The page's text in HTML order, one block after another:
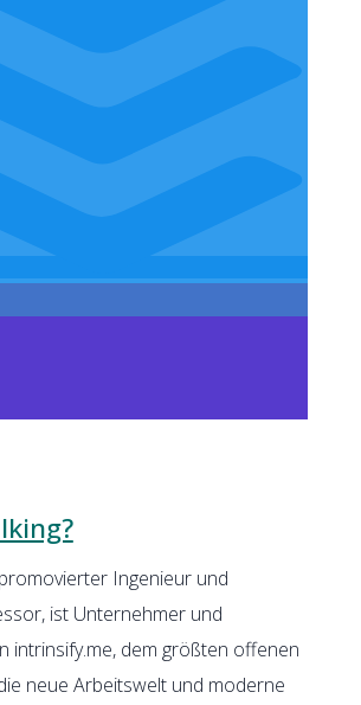
Ingenieur und
ist Unternehmer und
intrinsify.me, dem größten offenen
neue Arbeitswelt und moderne